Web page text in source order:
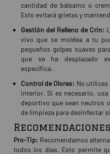
cantidad de bálsamo o
Esto evitará grietas y
Gestión del Relleno de Crin:
vivo que se moldea a tu
pequeños golpes suaves
que se ha desplazado
específica.
Control de Olores: No utilices
interior. Si es necesario,
deportivo que sean neutros
de limpieza para desinfectar
Pro-Tip: Recomendamos
todos los días. Esto permite